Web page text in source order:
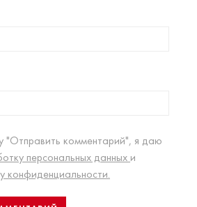
"Отправить комментарий", я даю
персональных данных и
конфиденциальности.